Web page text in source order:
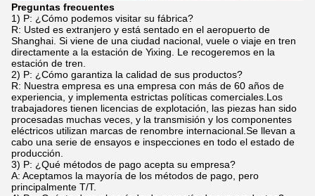
Preguntas frecuentes
1) P: ¿Cómo podemos visitar su fábrica?
R: Usted es extranjero y está sentado en el aeropuerto de
Shanghai. Si viene de una ciudad nacional, vuele o viaje en tren
directamente a la estación de Yixing. Le recogeremos en la
estación de tren.
2) P: ¿Cómo garantiza la calidad de sus productos?
R: Nuestra empresa es una empresa con más de 60 años de
experiencia, y implementa estrictas políticas comerciales.Los
trabajadores tienen licencias de explotación, las piezas han sido
procesadas muchas veces, y la transmisión y los componentes
eléctricos utilizan marcas de renombre internacional.Se llevan a
cabo una serie de ensayos e inspecciones en todo el estado de
producción.
3) P: ¿Qué métodos de pago acepta su empresa?
A: Aceptamos la mayoría de los métodos de pago, pero
principalmente T/T.